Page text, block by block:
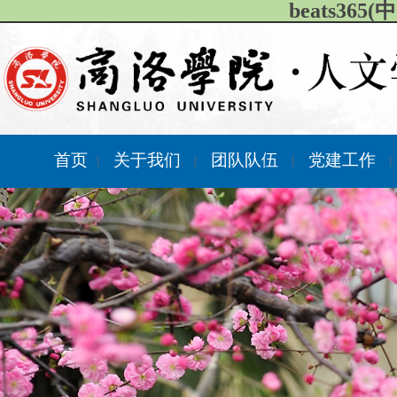
beats365(
首页 | 关于我们 | 团队队伍 | 党建工作 |